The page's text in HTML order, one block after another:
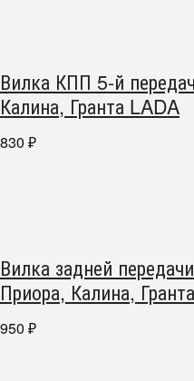
Вилка КПП 5-й
Калина, Гранта LADA
830 ₽
Вилка задней
Приора, Калина,
950 ₽